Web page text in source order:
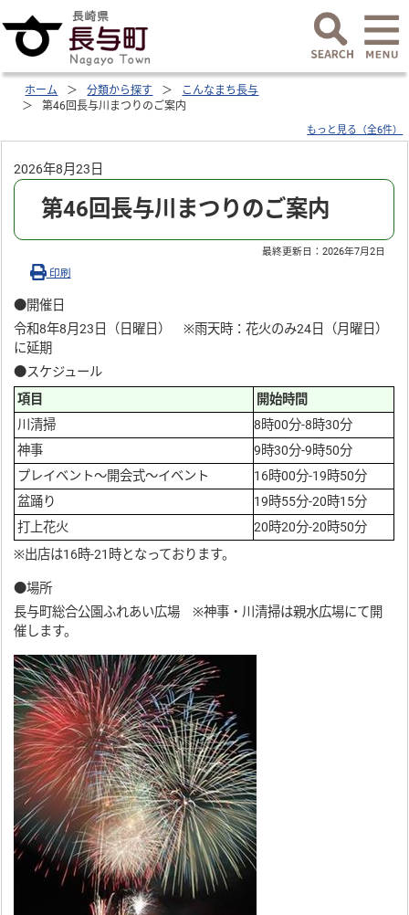
ホーム 分類から探す
こんなまち長与
第46回長与川まつりのご案内
もっと見る（全6件）
2026年8月23日
第46回長与川まつりのご案内
最終更新日：2026年7月2日
印刷
●開催日
令和8年8月23日（日曜日） ※雨天時：花火のみ24日（月曜日）
に延期
●スケジュール
項目
開始時間
川清掃
8時00分-8時30分
神事
9時30分-9時50分
プレイベント～開会式～イベント
16時00分-19時50分
盆踊り
19時55分-20時15分
打上花火
20時20分-20時50分
※出店は16時-21時となっております。
●場所
長与町総合公園ふれあい広場 ※神事・川清掃は親水広場にて開
催します。